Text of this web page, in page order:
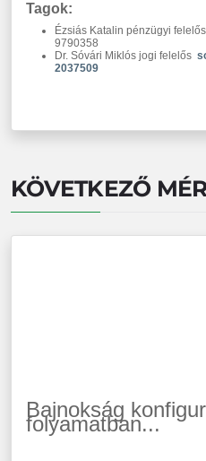
Tagok:
Ézsiás Katalin pénzügyi felelős
9790358
Dr. Sóvári Miklós jogi felelős
2037509
KÖVETKEZŐ
Bajnokság
folyamatban...